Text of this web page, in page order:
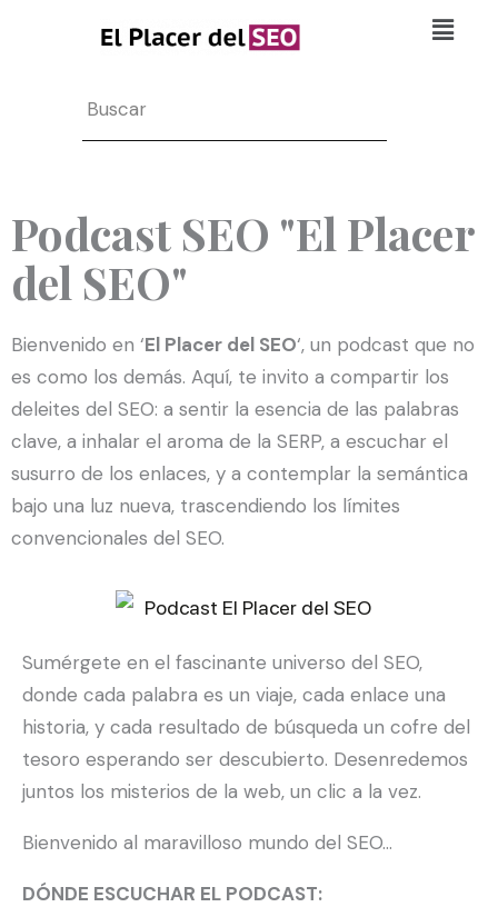
Podcast SEO "El Placer
del SEO"
Bienvenido en ‘El Placer del SEO‘, un podcast que no
es como los demás. Aquí, te invito a compartir los
deleites del SEO: a sentir la esencia de las palabras
clave, a inhalar el aroma de la SERP, a escuchar el
susurro de los enlaces, y a contemplar la semántica
bajo una luz nueva, trascendiendo los límites
convencionales del SEO.
Sumérgete en el fascinante universo del SEO,
donde cada palabra es un viaje, cada enlace una
historia, y cada resultado de búsqueda un cofre del
tesoro esperando ser descubierto. Desenredemos
juntos los misterios de la web, un clic a la vez.
Bienvenido al maravilloso mundo del SEO…
DÓNDE ESCUCHAR EL PODCAST: